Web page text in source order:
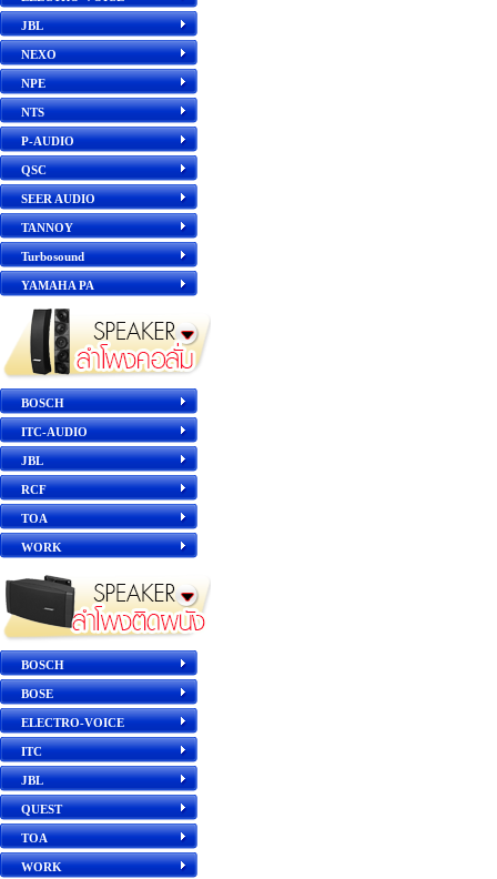
JBL
NEXO
NPE
NTS
P-AUDIO
QSC
SEER AUDIO
TANNOY
Turbosound
YAMAHA PA
BOSCH
ITC-AUDIO
JBL
RCF
TOA
WORK
BOSCH
BOSE
ELECTRO-VOICE
ITC
JBL
QUEST
TOA
WORK